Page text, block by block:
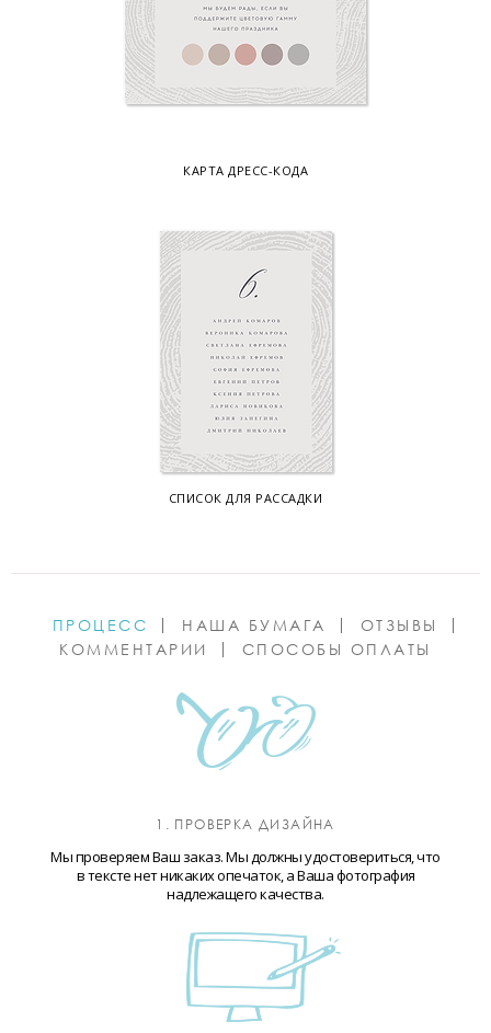
КАРТА ДРЕСС-КОДА
СПИСОК ДЛЯ РАССАДКИ
ПРОЦЕСС НАША БУМАГА
ОТЗЫВЫ
КОММЕНТАРИИ
СПОСОБЫ ОПЛАТЫ
1. ПРОВЕРКА ДИЗАЙНА
Мы проверяем Ваш заказ. Мы должны удостовериться, что
в тексте нет никаких опечаток, а Ваша фотография
надлежащего качества.